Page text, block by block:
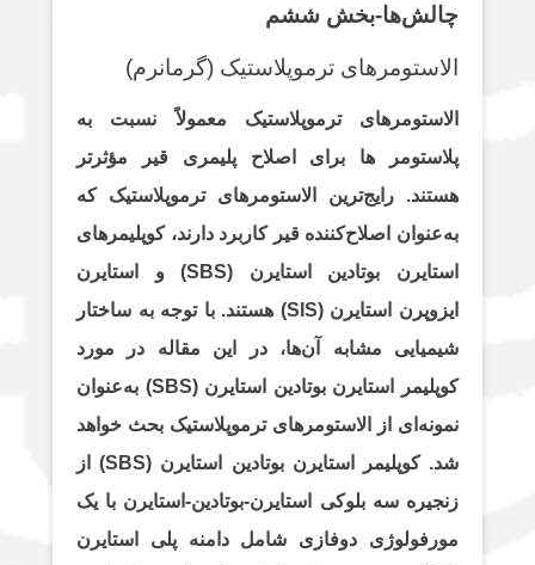
t
t
k
n
t
s
p
e
g
l
چالش‌ها-بخش ششم
الاستومرهای ترموپلاستیک (گرمانرم)
الاستومرهای ترموپلاستیک معمولاً نسبت به
پلاستومر ها برای اصلاح پلیمری قیر مؤثرتر
هستند. رایج‌ترین الاستومرهای ترموپلاستیک که
به‌عنوان اصلاح‌کننده قیر کاربرد دارند، کوپلیمرهای
استایرن بوتادین استایرن (SBS) و استایرن
ایزوپرن استایرن (SIS) هستند. با توجه به ساختار
شیمیایی مشابه آن‌ها، در این مقاله در مورد
کوپلیمر استایرن بوتادین استایرن (SBS) به‌عنوان
نمونه‌ای از الاستومرهای ترموپلاستیک بحث خواهد
شد. کوپلیمر استایرن بوتادین استایرن (SBS) از
زنجیره سه بلوکی استایرن-بوتادین-استایرن با یک
مورفولوژی دوفازی شامل دامنه پلی استایرن